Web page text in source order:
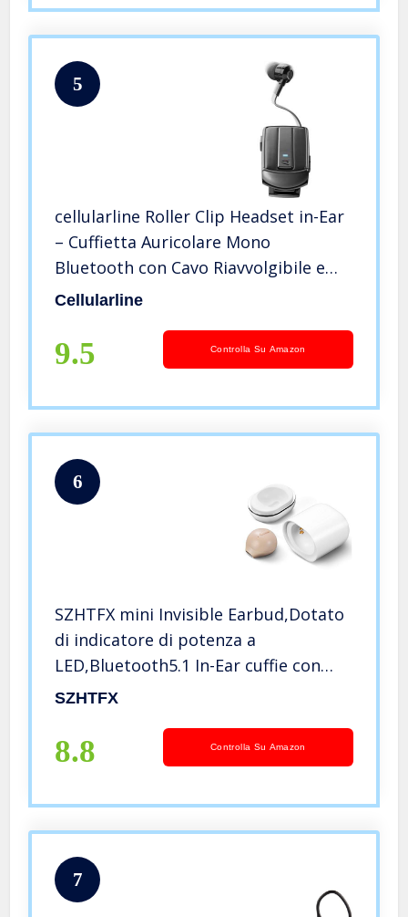
5
cellularline Roller Clip Headset in-Ear
– Cuffietta Auricolare Mono
Bluetooth con Cavo Riavvolgibile e
Clip – per 2 Smartphone – Universale
Cellularline
9.5 Controlla Su Amazon
6
SZHTFX mini Invisible Earbud,Dotato
di indicatore di potenza a
LED,Bluetooth5.1 In-Ear cuffie con
microfono,auricolare
mAh,IPX5,Sport Earbuds per
viaggi,lavoro
SZHTFX
8.8 Controlla Su Amazon
7